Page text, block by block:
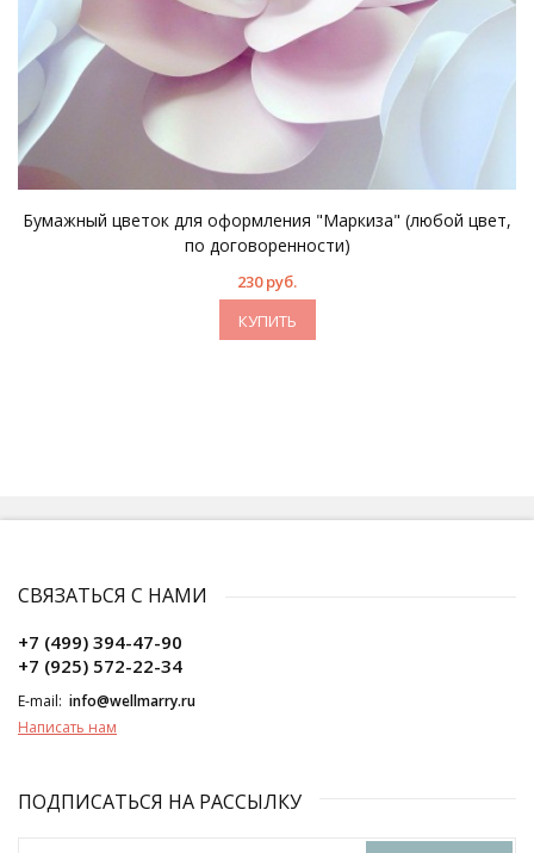
Бумажный цветок для оформления "Маркиза" (любой цвет,
по договоренности)
230 руб.
КУПИТЬ
СВЯЗАТЬСЯ С НАМИ
+7 (499) 394-47-90
+7 (925) 572-22-34
E-mail: info@wellmarry.ru
Написать нам
ПОДПИСАТЬСЯ НА РАССЫЛКУ